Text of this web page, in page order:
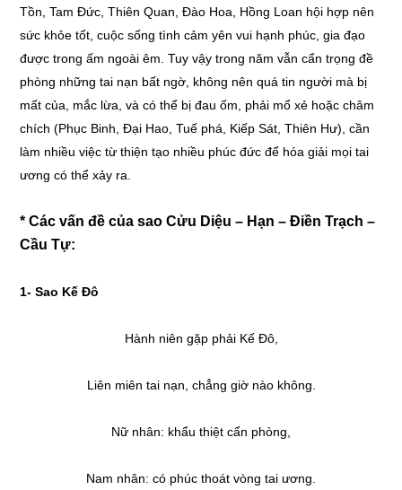
Tồn, Tam Đức, Thiên Quan, Đào Hoa, Hồng Loan hội hợp nên
sức khỏe tốt, cuộc sống tình cảm yên vui hạnh phúc, gia đạo
được trong ấm ngoài êm. Tuy vậy trong năm vẫn cẩn trọng đề
phòng những tai nạn bất ngờ, không nên quá tin người mà bị
mất của, mắc lừa, và có thể bị đau ốm, phải mổ xẻ hoặc châm
chích (Phục Binh, Đại Hao, Tuế phá, Kiếp Sát, Thiên Hư), cần
làm nhiều việc từ thiện tạo nhiều phúc đức để hóa giải mọi tai
ương có thể xảy ra.
* Các vấn đề của sao Cửu Diệu – Hạn – Điền Trạch –
Cầu Tự:
1- Sao Kế Đô
Hành niên gặp phải Kế Đô,
Liên miên tai nạn, chẳng giờ nào không.
Nữ nhân: khẩu thiệt cẩn phòng,
Nam nhân: có phúc thoát vòng tai ương.